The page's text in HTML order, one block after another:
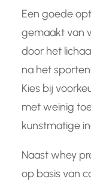
Een goede
gemaakt van
door het
na het
Kies bij
met weinig
kunstmatige
Naast whey
op basis van